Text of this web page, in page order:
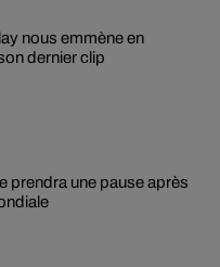
nous emmène en
dernier clip
prendra une pause après